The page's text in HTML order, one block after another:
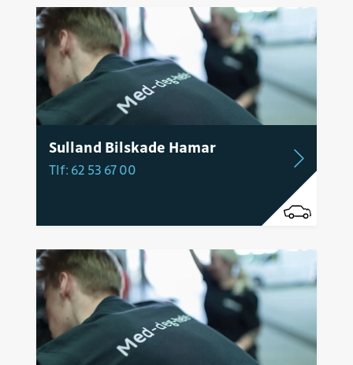
Sulland Bilskade Hamar
Tlf: 62 53 67 00